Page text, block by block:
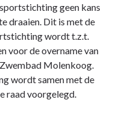
geen kans
draaien. Dit is met de
wordt t.z.t.
voor de overname van
Molenkoog.
wordt samen met de
raad voorgelegd.